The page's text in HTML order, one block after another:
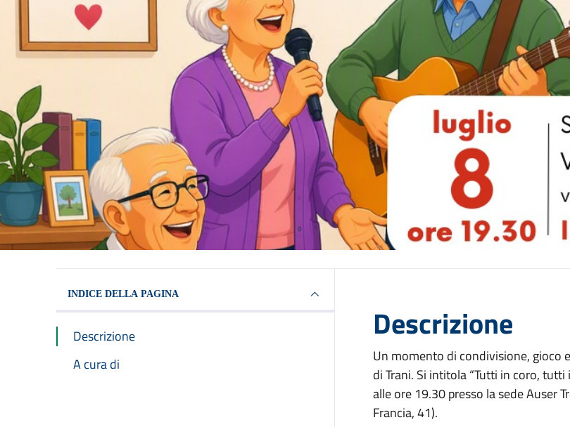
INDICE DELLA PAGINA
Descrizione
A cura di
Descrizione
Un momento di condivisione, gioco
di Trani. Si intitola “Tutti in coro,
alle ore 19.30 presso la sede Auser
Francia, 41).